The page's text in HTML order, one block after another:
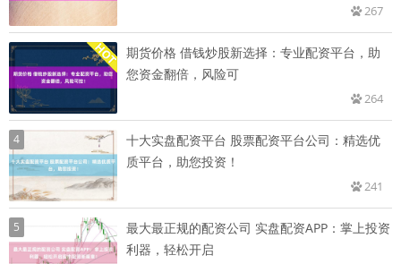
267
期货价格 借钱炒股新选择：专业配资平台，助
您资金翻倍，风险可
264
4
十大实盘配资平台 股票配资平台公司：精选优
质平台，助您投资！
241
5
最大最正规的配资公司 实盘配资APP：掌上投资
利器，轻松开启